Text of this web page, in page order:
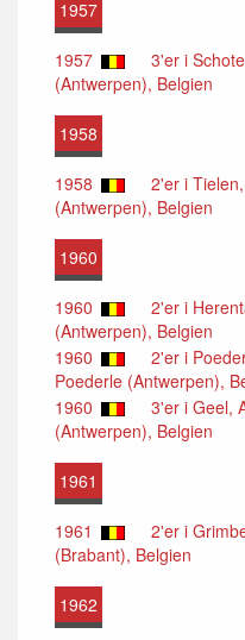
1957
1957
3'er i
(Antwerpen), Belgien
1958
1958 2'er i Tielen,
(Antwerpen), Belgien
1960
1960
2'er i
(Antwerpen), Belgien
1960
2'er i
Poederle (Antwerpen),
1960
3'er i Geel,
(Antwerpen), Belgien
1961
1961
2'er i
(Brabant), Belgien
1962